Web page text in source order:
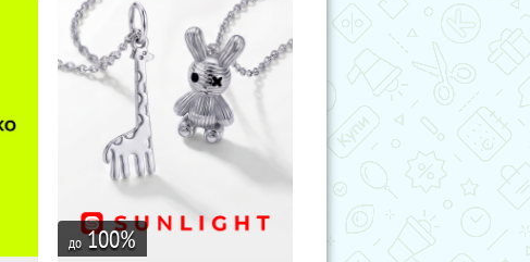
до 100%